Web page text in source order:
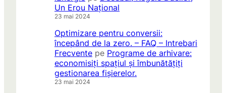
Un Erou Național
23 mai 2024
Optimizare pentru conversii:
începând de la zero. – FAQ – Intrebari
Frecvente pe Programe de arhivare:
economisiți spațiul și îmbunătățiți
gestionarea fișierelor.
23 mai 2024